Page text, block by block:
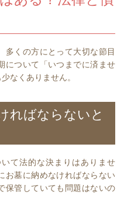
多くの方にとって大切な節目
について「いつまでに済ませ
なくありません。
ればならないと
て法的な決まりはありませ
お墓に納めなければならない
保管していても問題はないの